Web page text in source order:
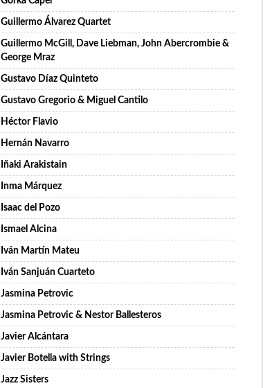
Guillermo Álvarez Quartet
Guillermo McGill, Dave Liebman, John Abercrombie &
George Mraz
Gustavo Díaz Quinteto
Gustavo Gregorio & Miguel Cantilo
Héctor Flavio
Hernán Navarro
Iñaki Arakistain
Inma Márquez
Isaac del Pozo
Ismael Alcina
Iván Martín Mateu
Iván Sanjuán Cuarteto
Jasmina Petrovic
Jasmina Petrovic & Nestor Ballesteros
Javier Alcántara
Javier Botella with Strings
Jazz Sisters